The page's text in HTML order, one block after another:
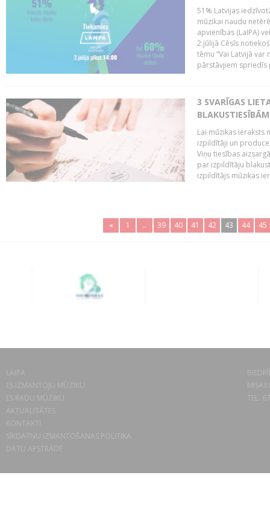
51% Latvijas
mūzikai naudu
apvienības (LaIPA)
2.jūlijā Cēsīs
tēmu “Vai Latvijā
pārstāvjiem spriedīs
3 SVARĪGAS
BLAKUSTIESĪBĀM
Lai mūzikas ieraksts
izpildītāji un
Viņu tiesības
par izpildītāju
izpildītājs mūzikas
« 1 .. 39 40 41 42 43 44 45
LAIPA
ES IZMANTOJU MŪZIKU
ES RADU MŪZIKU
AKTUALITĀTES
KONTAKTI
SĪKDATŅU IZMANTOŠANAS POLITIKA
DATU APSTRĀDE
TEL.